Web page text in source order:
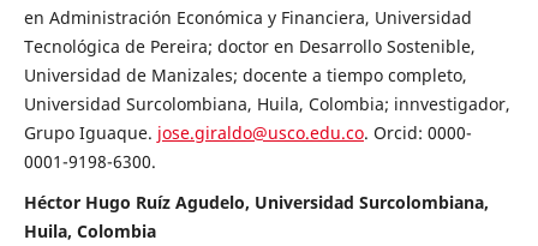
en Administración Económica y Financiera, Universidad
Tecnológica de Pereira; doctor en Desarrollo Sostenible,
Universidad de Manizales; docente a tiempo completo,
Universidad Surcolombiana, Huila, Colombia; innvestigador,
Grupo Iguaque. jose.giraldo@usco.edu.co. Orcid: 0000-
0001-9198-6300.
Héctor Hugo Ruíz Agudelo, Universidad Surcolombiana,
Huila, Colombia